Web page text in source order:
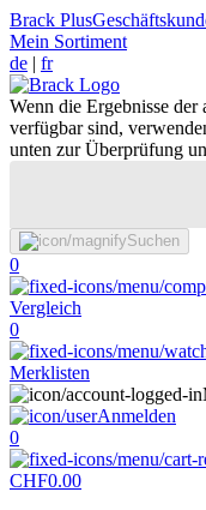
Brack Plus
Mein Sortiment
de | fr
Wenn die Ergebnisse
verfügbar sind,
unten zur Überprüfung
Suchen
0
Vergleich
0
Merklisten
Anmelden
0
CHF0.00